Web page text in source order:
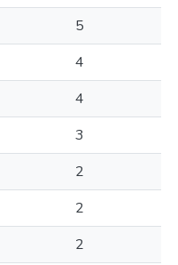
5
4
4
3
2
2
2